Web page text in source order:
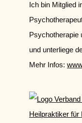
Ich bin Mitglied
Psychotherapie
und unterliege
Mehr Infos: